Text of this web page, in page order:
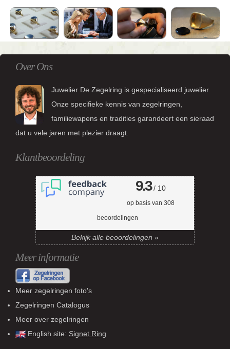
Over Ons
Juwelier De Zegelring is gespecialiseerd juwelier.
Onze specifieke kennis van zegelringen,
familiewapens en tradities garandeert een sieraad
dat u vele jaren met plezier draagt.
Klantbeoordeling
9.3/ 10
op basis van 308
beoordelingen
Bekijk alle beoordelingen »
Meer informatie
Meer zegelringen foto's
Zegelringen Catalogus
Meer over zegelringen
English site: Signet Ring